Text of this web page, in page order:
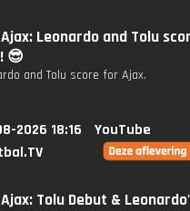
Ajax: Leonardo and Tolu
😎
and Tolu score for Ajax.
2026 18:16
YouTube
Ajax: Tolu Debut &